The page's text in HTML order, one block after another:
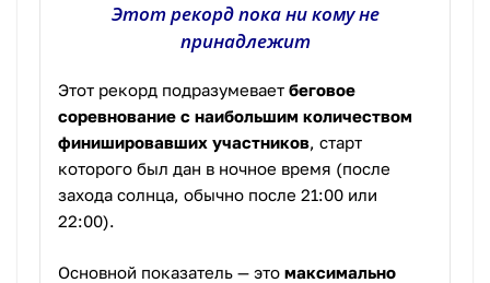
Этот рекорд пока ни кому не
принадлежит
Этот рекорд подразумевает беговое
соревнование с наибольшим количеством
финишировавших участников, старт
которого был дан в ночное время (после
захода солнца, обычно после 21:00 или
22:00).
Основной показатель — это максимально